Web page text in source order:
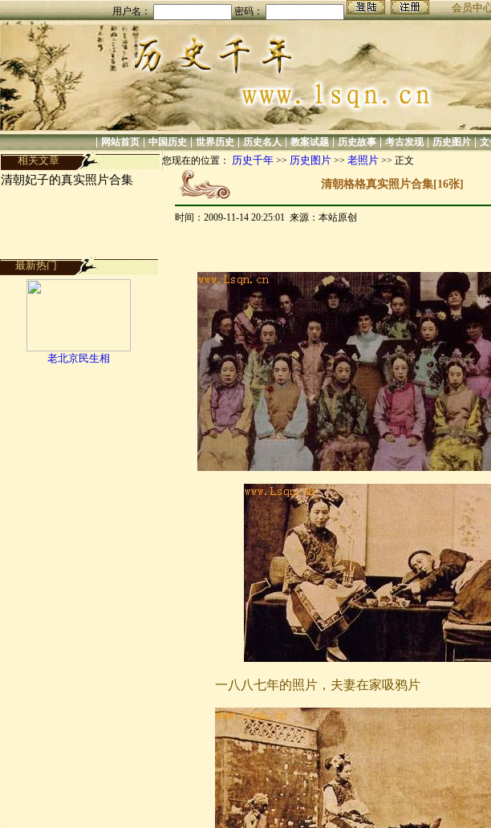
用户名： 密码： 会员中
|网站首页|中国历史|世界历史|历史名人|教案试题|历史故事|考古发现|历史图片|文
相关文章 您现在的位置： 历史千年>> 历史图片>> 老照片>> 正文
清朝妃子的真实照片合集
最新热门
老北京民生相
清朝格格真实照片合集[16张]
时间：2009-11-14 20:25:01 来源：本站原创
一八八七年的照片，夫妻在家吸鸦片